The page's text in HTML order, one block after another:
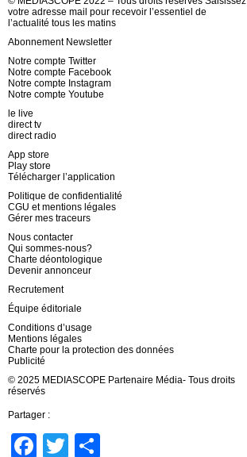
votre adresse mail pour recevoir l’essentiel de
l’actualité tous les matins
Abonnement Newsletter
Notre compte Twitter
Notre compte Facebook
Notre compte Instagram
Notre compte Youtube
le live
direct tv
direct radio
App store
Play store
Télécharger l’application
Politique de confidentialité
CGU et mentions légales
Gérer mes traceurs
Nous contacter
Qui sommes-nous?
Charte déontologique
Devenir annonceur
Recrutement
Équipe éditoriale
Conditions d’usage
Mentions légales
Charte pour la protection des données
Publicité
© 2025 MEDIASCOPE Partenaire Média- Tous droits
réservés
Partager :
Facebook
Twitter